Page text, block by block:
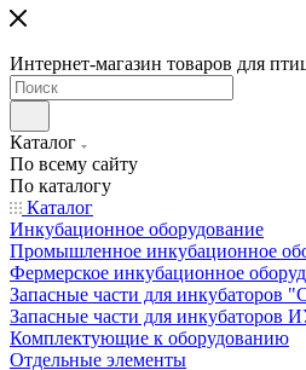
Интернет-магазин товаров для
Каталог
По всему сайту
По каталогу
Каталог
Инкубационное оборудование
Промышленное инкубационное
Фермерское инкубационное
Запасные части для инкубаторов
Запасные части для
Комплектующие к оборудованию
Отдельные элементы